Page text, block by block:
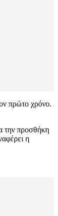
πρώτο χρόνο.
την προσθήκη
η